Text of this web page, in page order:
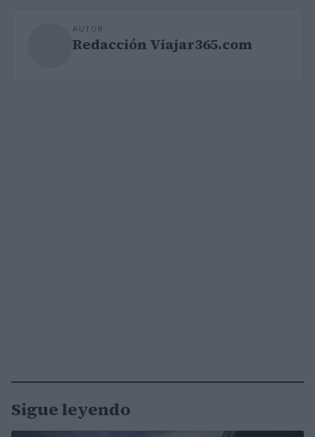
AUTOR
Redacción Viajar365.com
Sigue leyendo